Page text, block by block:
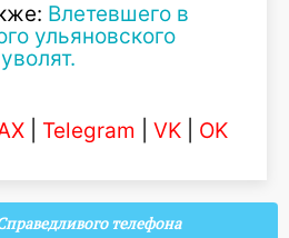
Влетевшего в
ульяновского
Telegram VK OK
телефона